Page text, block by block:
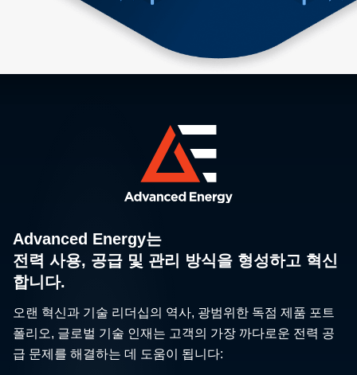
Advanced Energy는
전력 사용, 공급 및 관리 방식을 형성하고 혁신
합니다.
오랜 혁신과 기술 리더십의 역사, 광범위한 독점 제품 포트
폴리오, 글로벌 기술 인재는 고객의 가장 까다로운 전력 공
급 문제를 해결하는 데 도움이 됩니다: